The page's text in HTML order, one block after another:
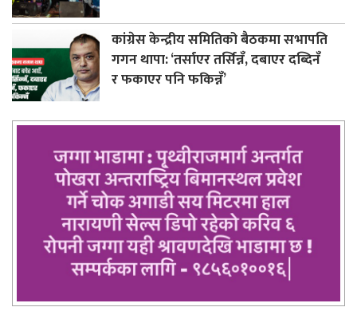
कांग्रेस केन्द्रीय समितिको बैठकमा सभापति
गगन थापा: ‘तर्साएर तर्सिन्नँ, दबाएर दब्दिनँ
र फकाएर पनि फकिन्नँ’